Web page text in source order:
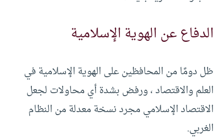
الدفاع عن الهوية الإسلامية
ظل دومًا من المحافظين على الهوية الإسلامية في
العلم والاقتصاد ، ورفض بشدة أي محاولات لجعل
الاقتصاد الإسلامي مجرد نسخة معدلة من النظام
الغربي.